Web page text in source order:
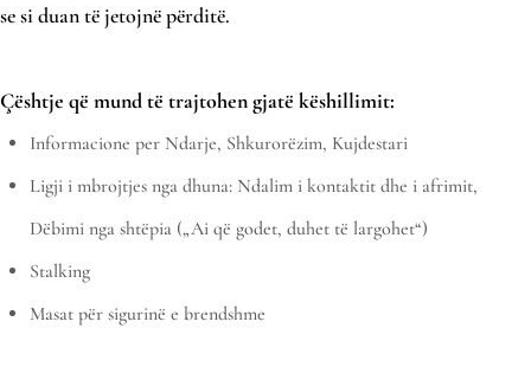
se si duan të jetojnë përditë.
Çështje që mund të trajtohen gjatë këshillimit:
Informacione per Ndarje, Shkurorëzim, Kujdestari
Ligji i mbrojtjes nga dhuna: Ndalim i kontaktit dhe i afrimit,
Dëbimi nga shtëpia („Ai që godet, duhet të largohet“)
Stalking
Masat për sigurinë e brendshme